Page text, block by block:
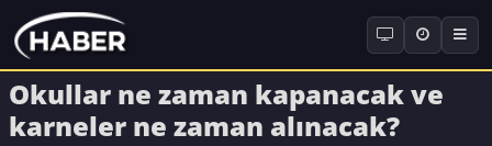
Okullar ne zaman kapanacak ve
karneler ne zaman alınacak?